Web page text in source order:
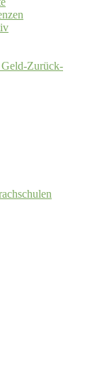
Zurück-